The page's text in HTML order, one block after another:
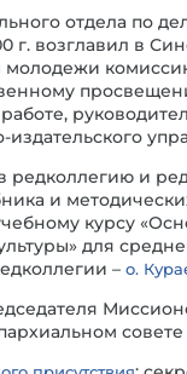
отдела по
г. возглавил в
молодежи
редколлегию и
и
курсу
для
–о.